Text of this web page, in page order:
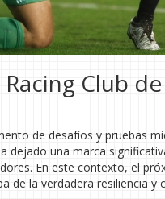
Club
de desafíos y pruebas
dejado una marca
En este contexto, el
de la verdadera resiliencia y